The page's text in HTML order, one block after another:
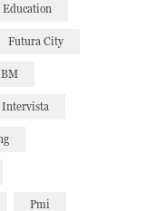
Education
Futura City
Intervista
Pmi